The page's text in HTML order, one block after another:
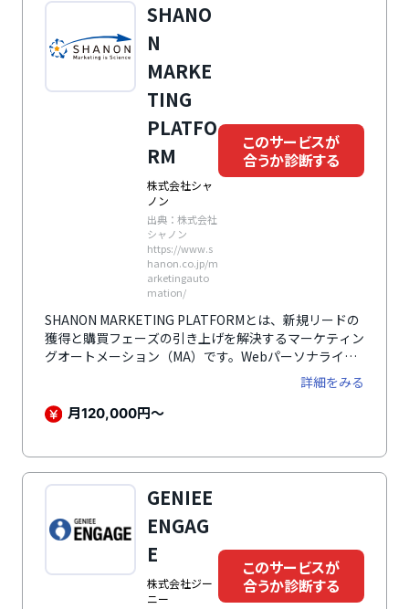
SHANO
N
MARKE
TING
PLATFO
RM
株式会社シャ
ノン
出典：株式会社
シャノン
https://www.s
hanon.co.jp/m
arketingauto
mation/
このサービスが
合うか診断する
SHANON MARKETING PLATFORMとは、新規リードの
獲得と購買フェーズの引き上げを解決するマーケティン
グオートメーション（MA）です。Webパーソナライズ
によるリード獲得のサポート、顧客管理、シナリオ設計
による購買フェーズの引き上げなどで営業活動を支援し
ます。
詳細をみる
月120,000円～
GENIEE
ENGAG
E
株式会社ジー
ニー
このサービスが
合うか診断する